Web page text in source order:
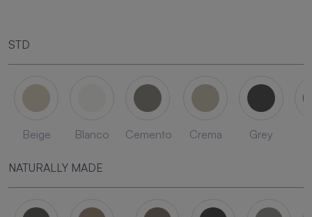
STD
Beige Blanco Cemento Crema Grey
NATURALLY MADE